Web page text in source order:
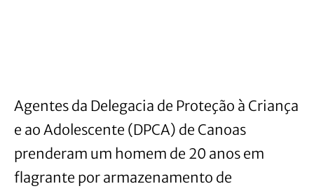
Agentes da Delegacia de Proteção à Criança
e ao Adolescente (DPCA) de Canoas
prenderam um homem de 20 anos em
flagrante por armazenamento de